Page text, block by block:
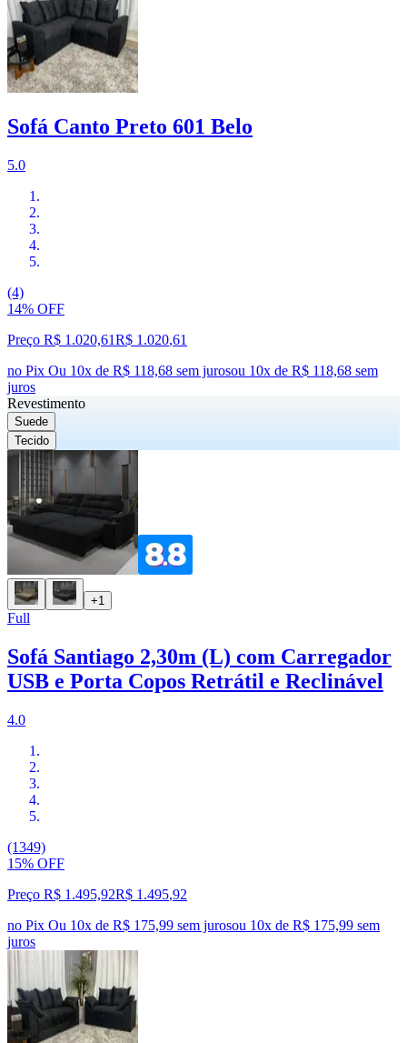
Sofá Canto Preto 601 Belo
5.0
(4)
14% OFF
Preço R$ 1.020,61R$ 1.020,61
no Pix Ou 10x de R$ 118,68 sem jurosou 10x de R$ 118,68 sem
juros
Revestimento
Suede
Tecido
+1
Full
Sofá Santiago 2,30m (L) com Carregador
USB e Porta Copos Retrátil e Reclinável
4.0
(1349)
15% OFF
Preço R$ 1.495,92R$ 1.495,92
no Pix Ou 10x de R$ 175,99 sem jurosou 10x de R$ 175,99 sem
juros